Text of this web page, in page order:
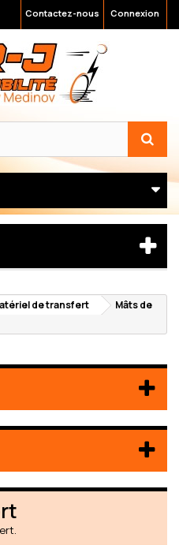
Connexion
Contactez-nous
de transfert
Mâts de